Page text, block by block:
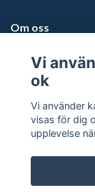
Om oss
Kundtjänst
Snabblänkar
Vi
ok
Vi använder
visas för dig
upplevelse